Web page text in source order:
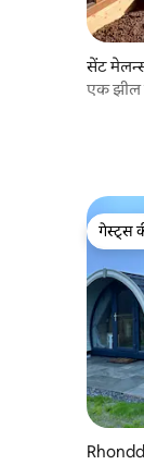
सेंट
एक झील
गेस्ट्स
गेस्ट्स